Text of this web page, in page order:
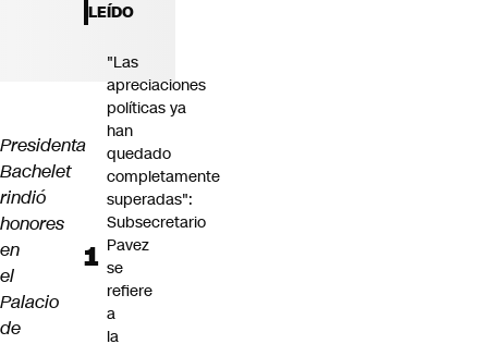
Presidenta
Bachelet
rindió
honores
en
el
Palacio
de
LEÍDO
"Las
apreciaciones
políticas ya
han
quedado
completamente
superadas":
Subsecretario
Pavez
se
refiere
a
la